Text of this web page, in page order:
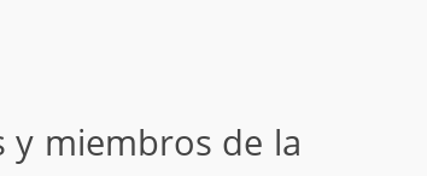
y miembros de la